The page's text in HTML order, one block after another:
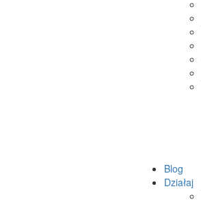
Blog
Działaj